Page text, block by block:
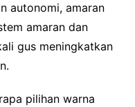
autonomi, amaran
amaran dan
gus meningkatkan
pilihan warna